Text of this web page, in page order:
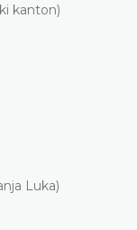
kanton)
Luka)